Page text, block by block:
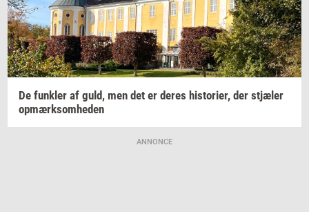
De funk­ler af guld, men det er deres hi­sto­ri­er, der stjæ­ler
op­mærk­som­he­den
ANNONCE